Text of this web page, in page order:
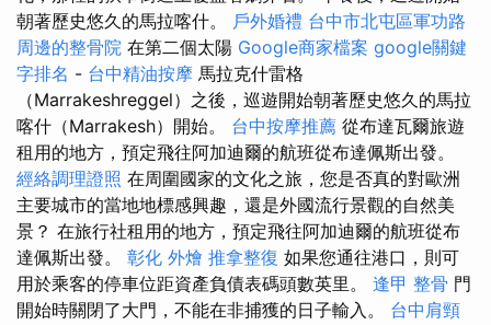
朝著歷史悠久的馬拉喀什。 戶外婚禮 台中市北屯區軍功路
周邊的整骨院 在第二個太陽 Google商家檔案 google關鍵
字排名 - 台中精油按摩 馬拉克什雷格
（Marrakeshreggel）之後，巡遊開始朝著歷史悠久的馬拉
喀什（Marrakesh）開始。 台中按摩推薦 從布達瓦爾旅遊
租用的地方，預定飛往阿加迪爾的航班從布達佩斯出發。
經絡調理證照 在周圍國家的文化之旅，您是否真的對歐洲
主要城市的當地地標感興趣，還是外國流行景觀的自然美
景？ 在旅行社租用的地方，預定飛往阿加迪爾的航班從布
達佩斯出發。 彰化 外燴 推拿整復 如果您通往港口，則可
用於乘客的停車位距資產負債表碼頭數英里。 逢甲 整骨 門
開始時關閉了大門，不能在非捕獲的日子輸入。 台中肩頸